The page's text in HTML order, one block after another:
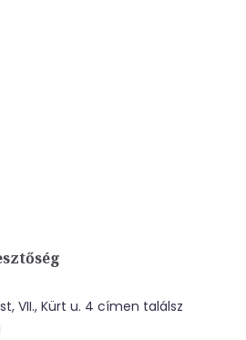
VII., Kürt u. 4 címen találsz